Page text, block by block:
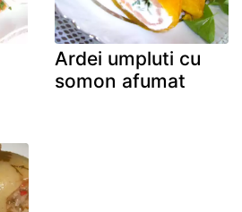
Ardei umpluti cu
somon afumat